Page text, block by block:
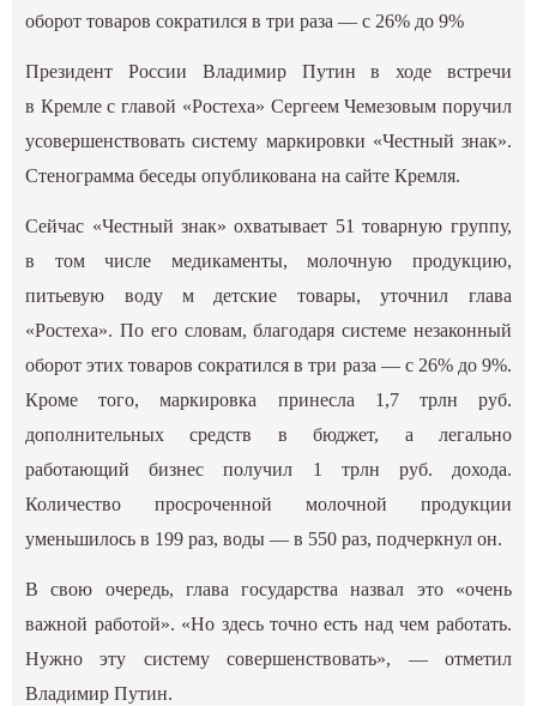
оборот товаров сократился в три раза — с 26% до 9%
Президент России Владимир Путин в ходе встречи
в Кремле с главой «Ростеха» Сергеем Чемезовым поручил
усовершенствовать систему маркировки «Честный знак».
Стенограмма беседыопубликована на сайте Кремля.
Сейчас «Честный знак» охватывает 51 товарную группу,
в том числе медикаменты, молочную продукцию,
питьевую воду м детские товары, уточнил глава
«Ростеха». По его словам, благодаря системе незаконный
оборот этих товаров сократился в три раза — с 26% до 9%.
Кроме того, маркировка принесла 1,7 трлн руб.
дополнительных средств в бюджет, а легально
работающий бизнес получил 1 трлн руб. дохода.
Количество просроченной молочной продукции
уменьшилось в 199 раз, воды — в 550 раз, подчеркнул он.
В свою очередь, глава государства назвал это «очень
важной работой». «Но здесь точно есть над чем работать.
Нужно эту систему совершенствовать», — отметил
Владимир Путин.